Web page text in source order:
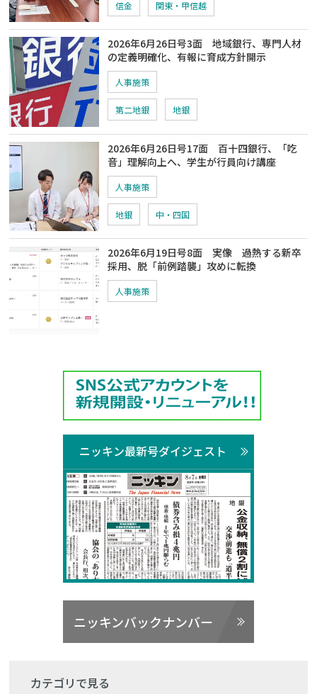
信金 関東・甲信越
2026年6月26日号3面 地域銀行、専門人材
の定義明確化、有報に育成方針開示
人事施策
第二地銀 地銀
2026年6月26日号17面 百十四銀行、「吃
音」理解向上へ、学生が行員向け講座
人事施策
地銀 中・四国
2026年6月19日号8面 実像 過熱する新卒
採用、脱「前例踏襲」攻めに転換
人事施策
ニッキン最新号ダイジェスト
ニッキンバックナンバー
カテゴリで見る